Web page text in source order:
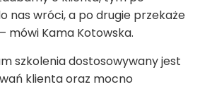
nas wróci, a po drugie przekaże
mówi Kama Kotowska.
szkolenia dostosowywany jest
klienta oraz mocno